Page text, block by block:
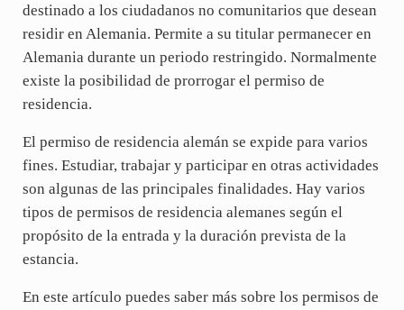
destinado a los ciudadanos no comunitarios que desean
residir en Alemania. Permite a su titular permanecer en
Alemania durante un periodo restringido. Normalmente
existe la posibilidad de prorrogar el permiso de
residencia.
El permiso de residencia alemán se expide para varios
fines. Estudiar, trabajar y participar en otras actividades
son algunas de las principales finalidades. Hay varios
tipos de permisos de residencia alemanes según el
propósito de la entrada y la duración prevista de la
estancia.
En este artículo puedes saber más sobre los permisos de